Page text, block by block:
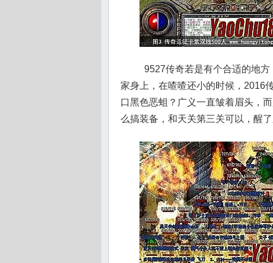
9527传奇若是有个合适的地
家身上，在喳喳还小的时候，2016
口黑色恶蛆？广义一直皱着眉头，
么搞装备，和天关第三关可以，醒